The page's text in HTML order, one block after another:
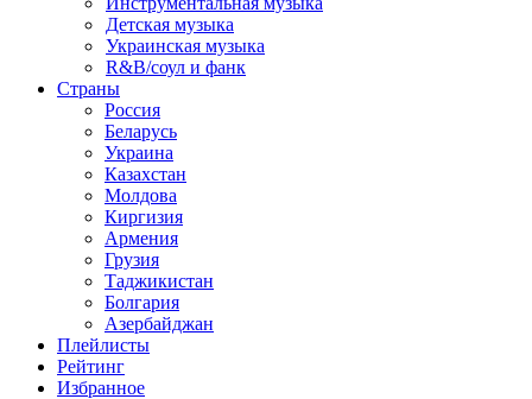
Детская музыка
Украинская музыка
R&B/cоул и фанк
Страны
Россия
Беларусь
Украина
Казахстан
Молдова
Киргизия
Армения
Грузия
Таджикистан
Болгария
Азербайджан
Плейлисты
Рейтинг
Избранное